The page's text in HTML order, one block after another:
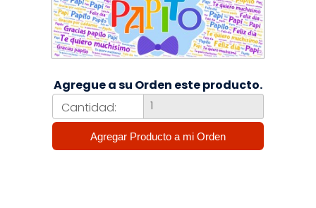
Agregue a su Orden este producto.
Cantidad: